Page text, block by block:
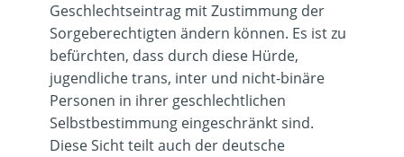
Geschlechtseintrag mit Zustimmung der
Sorgeberechtigten ändern können. Es ist zu
befürchten, dass durch diese Hürde,
jugendliche trans, inter und nicht-binäre
Personen in ihrer geschlechtlichen
Selbstbestimmung eingeschränkt sind.
Diese Sicht teilt auch der deutsche